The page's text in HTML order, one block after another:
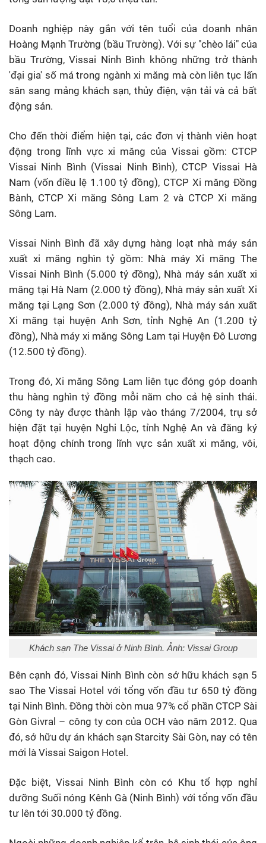
Doanh nghiệp này gắn với tên tuổi của doanh nhân
Hoàng Mạnh Trường (bầu Trường). Với sự "chèo lái" của
bầu Trường, Vissai Ninh Bình không những trở thành
'đại gia' số má trong ngành xi măng mà còn liên tục lấn
sân sang mảng khách sạn, thủy điện, vận tải và cả bất
động sản.
Cho đến thời điểm hiện tại, các đơn vị thành viên hoạt
động trong lĩnh vực xi măng của Vissai gồm: CTCP
Vissai Ninh Bình (Vissai Ninh Bình), CTCP Vissai Hà
Nam (vốn điều lệ 1.100 tỷ đồng), CTCP Xi măng Đồng
Bành, CTCP Xi măng Sông Lam 2 và CTCP Xi măng
Sông Lam.
Vissai Ninh Bình đã xây dựng hàng loạt nhà máy sản
xuất xi măng nghìn tỷ gồm: Nhà máy Xi măng The
Vissai Ninh Bình (5.000 tỷ đồng), Nhà máy sản xuất xi
măng tại Hà Nam (2.000 tỷ đồng), Nhà máy sản xuất Xi
măng tại Lạng Sơn (2.000 tỷ đồng), Nhà máy sản xuất
Xi măng tại huyện Anh Sơn, tỉnh Nghệ An (1.200 tỷ
đồng), Nhà máy xi măng Sông Lam tại Huyện Đô Lương
(12.500 tỷ đồng).
Trong đó, Xi măng Sông Lam liên tục đóng góp doanh
thu hàng nghìn tỷ đồng mỗi năm cho cả hệ sinh thái.
Công ty này được thành lập vào tháng 7/2004, trụ sở
hiện đặt tại huyện Nghi Lộc, tỉnh Nghệ An và đăng ký
hoạt động chính trong lĩnh vực sản xuất xi măng, vôi,
thạch cao.
Khách sạn The Vissai ở Ninh Bình. Ảnh: Vissai Group
Bên cạnh đó, Vissai Ninh Bình còn sở hữu khách sạn 5
sao The Vissai Hotel với tổng vốn đầu tư 650 tỷ đồng
tại Ninh Bình. Đồng thời còn mua 97% cổ phần CTCP Sài
Gòn Givral – công ty con của OCH vào năm 2012. Qua
đó, sở hữu dự án khách sạn Starcity Sài Gòn, nay có tên
mới là Vissai Saigon Hotel.
Đặc biệt, Vissai Ninh Bình còn có Khu tổ hợp nghỉ
dưỡng Suối nóng Kênh Gà (Ninh Bình) với tổng vốn đầu
tư lên tới 30.000 tỷ đồng.